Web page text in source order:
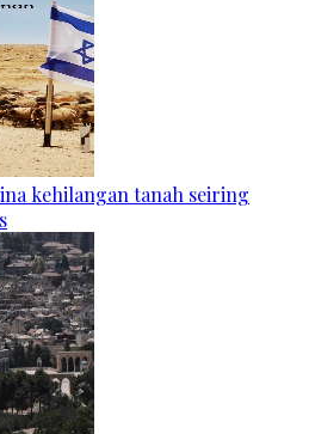
kehilangan tanah seiring